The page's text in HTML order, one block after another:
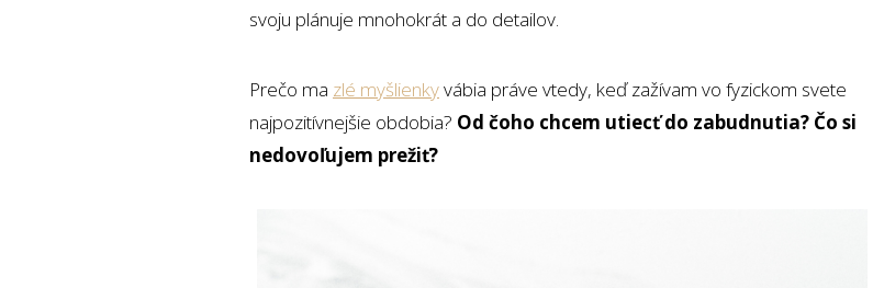
svoju plánuje mnohokrát a do detailov.
Prečo ma zlé myšlienkyvábia práve vtedy, keď zažívam vo fyzickom svete
najpozitívnejšie obdobia? Od čoho chcem utiecť do zabudnutia? Čo si
nedovoľujem prežiť?